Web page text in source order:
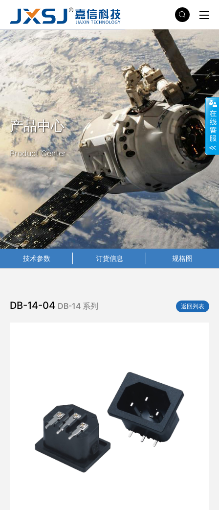
产品中心
Product Center
技术参数 订货信息 规格图
返回列表
DB-14-04 DB-14 系列